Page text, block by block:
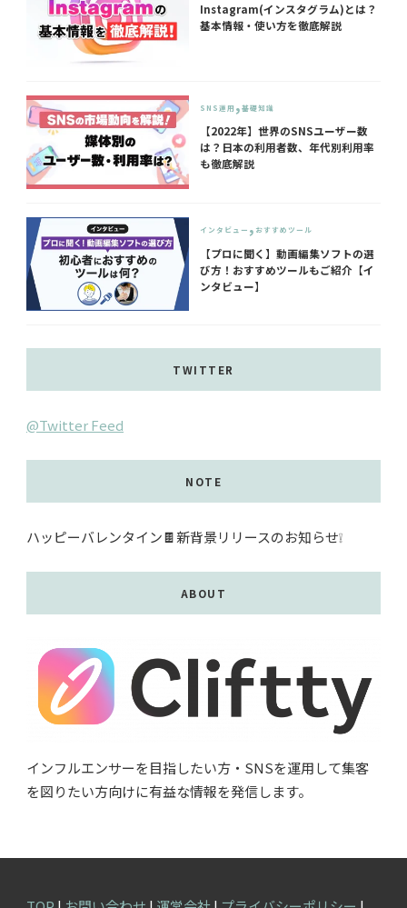
Instagram(インスタグラム)とは？
基本情報・使い方を徹底解説
SNS運用 基礎知識
【2022年】世界のSNSユーザー数
は？日本の利用者数、年代別利用率
も徹底解説
インタビュー おすすめツール
【プロに聞く】動画編集ソフトの選
び方！おすすめツールもご紹介【イ
ンタビュー】
TWITTER
@Twitter Feed
NOTE
ハッピーバレンタイン🍫新背景リリースのお知らせ❕
ABOUT
インフルエンサーを目指したい方・SNSを運用して集客
を図りたい方向けに有益な情報を発信します。